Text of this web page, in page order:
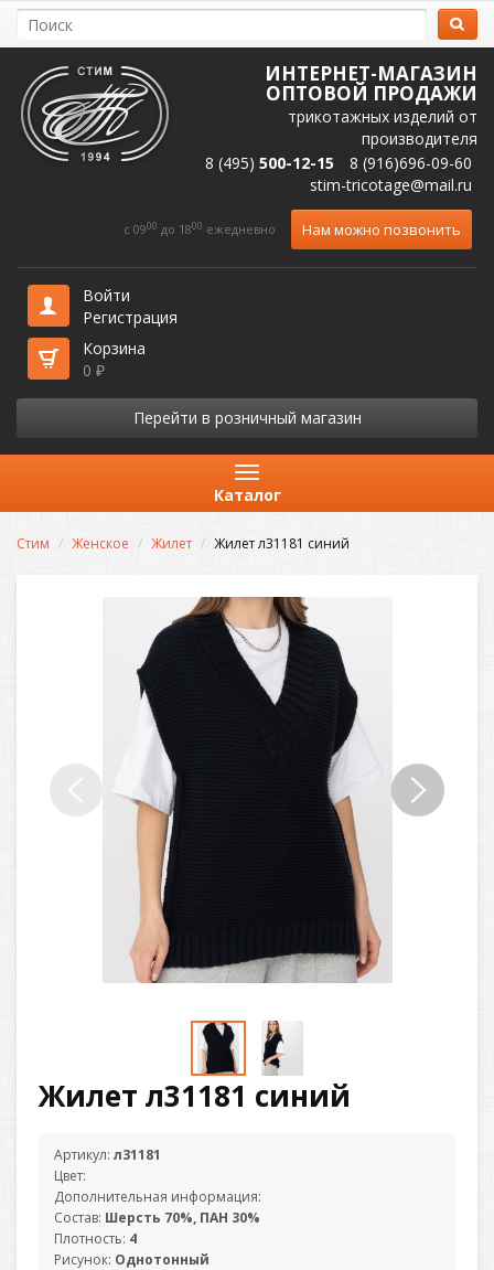
ИНТЕРНЕТ-МАГАЗИН
ОПТОВОЙ ПРОДАЖИ
трикотажных изделий от
производителя
8 (495) 500-12-15
8 (916)696-09-60
stim-tricotage@mail.ru
c 0900 до 1800 ежедневно Нам можно позвонить
Войти
Регистрация
Корзина
0 ₽
Перейти в розничный магазин
Каталог
Стим Женское Жилет Жилет л31181 синий
Жилет л31181 синий
Артикул: л31181
Цвет:
Дополнительная информация:
Состав: Шерсть 70%, ПАН 30%
Плотность: 4
Рисунок: Однотонный